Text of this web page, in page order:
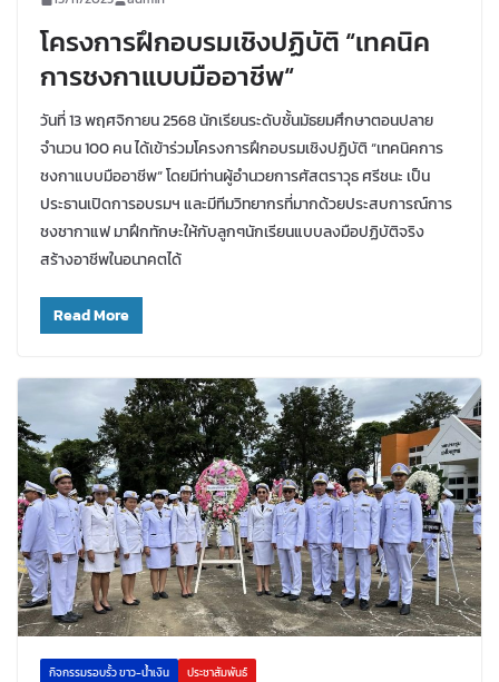
โครงการฝึกอบรมเชิงปฏิบัติ “เทคนิค
การชงกาแบบมืออาชีพ“
วันที่ 13 พฤศจิกายน 2568 นักเรียนระดับชั้นมัธยมศึกษาตอนปลาย
จำนวน 100 คน ได้เข้าร่วมโครงการฝึกอบรมเชิงปฏิบัติ “เทคนิคการ
ชงกาแบบมืออาชีพ“ โดยมีท่านผู้อำนวยการศัสตราวุธ ศรีชนะ เป็น
ประธานเปิดการอบรมฯ และมีทีมวิทยากรที่มากด้วยประสบการณ์การ
ชงชากาแฟ มาฝึกทักษะให้กับลูกๆนักเรียนแบบลงมือปฏิบัติจริง
สร้างอาชีพในอนาคตได้
Read More
กิจกรรมรอบรั้ว ขาว-น้ำเงิน ประชาสัมพันธ์